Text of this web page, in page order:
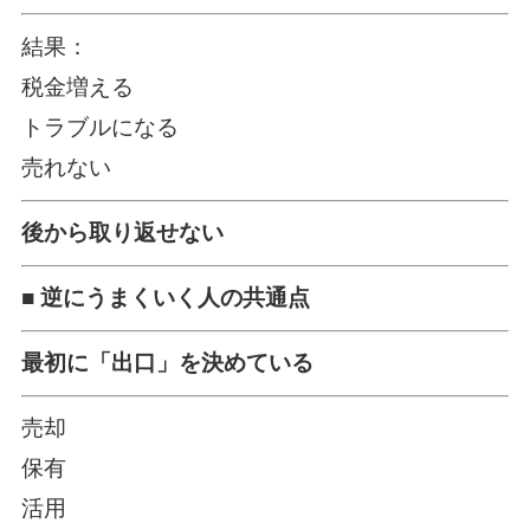
結果：
税金増える
トラブルになる
売れない
後から取り返せない
■ 逆にうまくいく人の共通点
最初に「出口」を決めている
売却
保有
活用